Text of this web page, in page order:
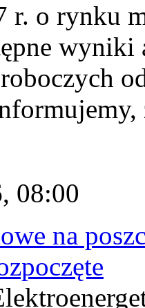
r. o rynku
08:00
na